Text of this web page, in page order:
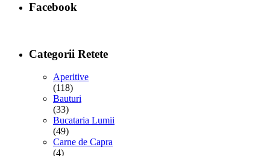
Facebook
Categorii Retete
Aperitive
(118)
Bauturi
(33)
Bucataria Lumii
(49)
Carne de Capra
(4)